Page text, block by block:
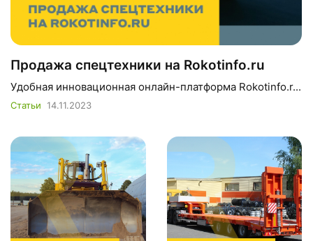
Продажа спецтехники на Rokotinfo.ru
Удобная инновационная онлайн-платформа Rokotinfo.r...
Статьи 14.11.2023